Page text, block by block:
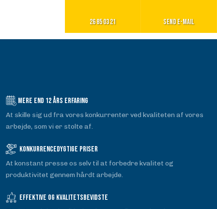
26 85 03 21 Send e-mail
Mere end​ 12 års erfaring
At skille sig ud fra vores konkurrenter ved kvaliteten af ​​vores
arbejde, som vi er stolte af.
Konkurrencedygtige priser​
At konstant presse os selv til at forbedre kvalitet og
produktivitet gennem hårdt arbejde.
Effektive og kvalitetsbevidste